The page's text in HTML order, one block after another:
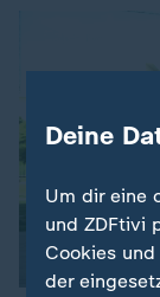
Deine
Um dir eine
und ZDFtivi
Cookies
der